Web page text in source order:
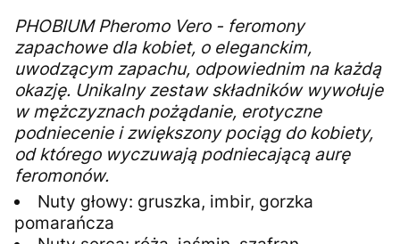
PHOBIUM Pheromo Vero - feromony
zapachowe dla kobiet, o eleganckim,
uwodzącym zapachu, odpowiednim na każdą
okazję. Unikalny zestaw składników wywołuje
w mężczyznach pożądanie, erotyczne
podniecenie i zwiększony pociąg do kobiety,
od którego wyczuwają podniecającą aurę
feromonów.
Nuty głowy: gruszka, imbir, gorzka
pomarańcza